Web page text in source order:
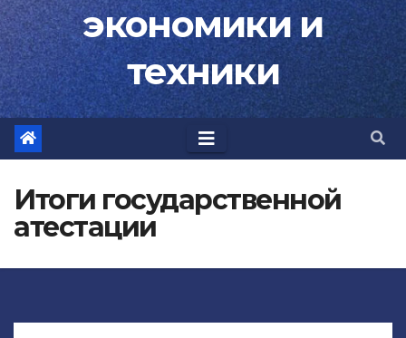
экономики и
техники
Итоги государственной
атестации